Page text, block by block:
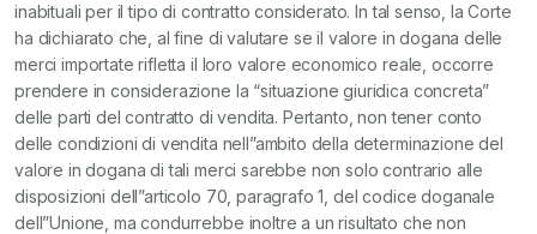
inabituali per il tipo di contratto considerato. In tal senso, la Corte
ha dichiarato che, al fine di valutare se il valore in dogana delle
merci importate rifletta il loro valore economico reale, occorre
prendere in considerazione la “situazione giuridica concreta”
delle parti del contratto di vendita. Pertanto, non tener conto
delle condizioni di vendita nell”ambito della determinazione del
valore in dogana di tali merci sarebbe non solo contrario alle
disposizioni dell”articolo 70, paragrafo 1, del codice doganale
dell”Unione, ma condurrebbe inoltre a un risultato che non